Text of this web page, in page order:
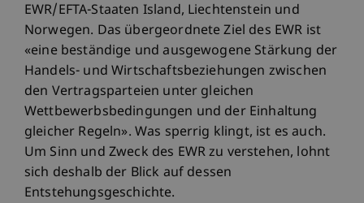
EWR/EFTA-Staaten Island, Liechtenstein und
Norwegen. Das übergeordnete Ziel des EWR ist
«eine beständige und ausgewogene Stärkung der
Handels- und Wirtschaftsbeziehungen zwischen
den Vertragsparteien unter gleichen
Wettbewerbsbedingungen und der Einhaltung
gleicher Regeln». Was sperrig klingt, ist es auch.
Um Sinn und Zweck des EWR zu verstehen, lohnt
sich deshalb der Blick auf dessen
Entstehungsgeschichte.